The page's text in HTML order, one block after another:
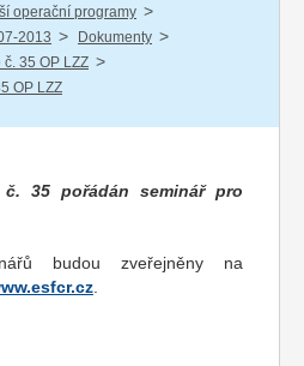
operační programy /
2013 / Dokumenty /
35 OP LZZ /
OP LZZ
35 pořádán seminář pro
budou zveřejněny na